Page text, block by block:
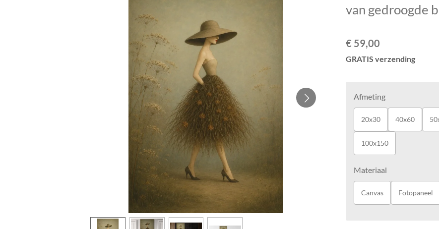
van gedroogde
€ 59,00
GRATIS verzending
Afmeting
20x30 40x60
100x150
Materiaal
Canvas Fotopaneel